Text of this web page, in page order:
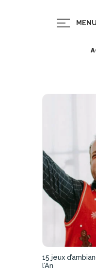
MENU
15 jeux
l’An